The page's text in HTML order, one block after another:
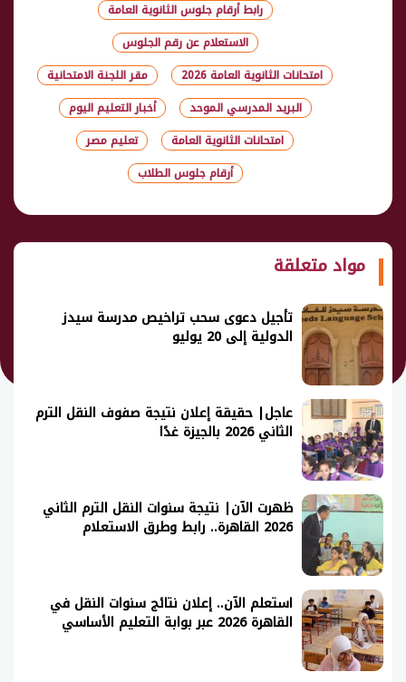
رابط أرقام جلوس الثانوية العامة
الاستعلام عن رقم الجلوس
امتحانات الثانوية العامة 2026
مقر اللجنة الامتحانية
البريد المدرسي الموحد
أخبار التعليم اليوم
امتحانات الثانوية العامة
تعليم مصر
أرقام جلوس الطلاب
مواد متعلقة
تأجيل دعوى سحب تراخيص مدرسة سيدز
الدولية إلى 20 يوليو
عاجل| حقيقة إعلان نتيجة صفوف النقل الترم
الثاني 2026 بالجيزة غدًا
ظهرت الآن| نتيجة سنوات النقل الترم الثاني
2026 القاهرة.. رابط وطرق الاستعلام
استعلم الآن.. إعلان نتائج سنوات النقل في
القاهرة 2026 عبر بوابة التعليم الأساسي